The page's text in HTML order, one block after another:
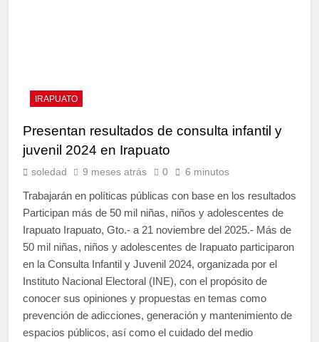
IRAPUATO
Presentan resultados de consulta infantil y
juvenil 2024 en Irapuato
soledad 9 meses atrás 0 6 minutos
Trabajarán en políticas públicas con base en los resultados
Participan más de 50 mil niñas, niños y adolescentes de
Irapuato Irapuato, Gto.- a 21 noviembre del 2025.- Más de
50 mil niñas, niños y adolescentes de Irapuato participaron
en la Consulta Infantil y Juvenil 2024, organizada por el
Instituto Nacional Electoral (INE), con el propósito de
conocer sus opiniones y propuestas en temas como
prevención de adicciones, generación y mantenimiento de
espacios públicos, así como el cuidado del medio